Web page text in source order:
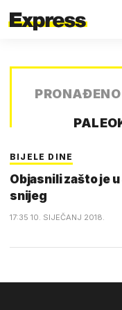
PRONAĐENO
BIJELE DINE
Objasnili zašto je u
snijeg
17:35 10. SIJEČANJ 2018.